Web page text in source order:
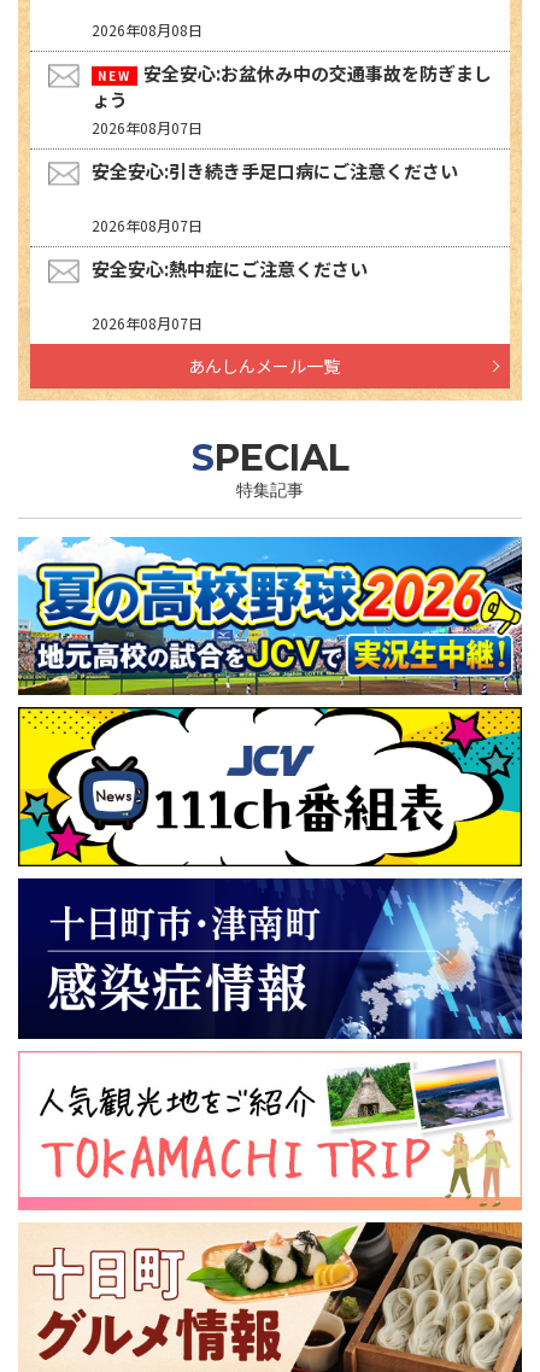
2026年08月08日
安全安心:お盆休み中の交通事故を防ぎまし
ょう
2026年08月07日
安全安心:引き続き手足口病にご注意ください
2026年08月07日
安全安心:熱中症にご注意ください
2026年08月07日
あんしんメール一覧
SPECIAL
特集記事